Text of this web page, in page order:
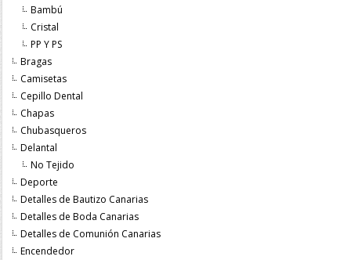
Bambú
Cristal
PP Y PS
Bragas
Camisetas
Cepillo Dental
Chapas
Chubasqueros
Delantal
No Tejido
Deporte
Detalles de Bautizo Canarias
Detalles de Boda Canarias
Detalles de Comunión Canarias
Encendedor